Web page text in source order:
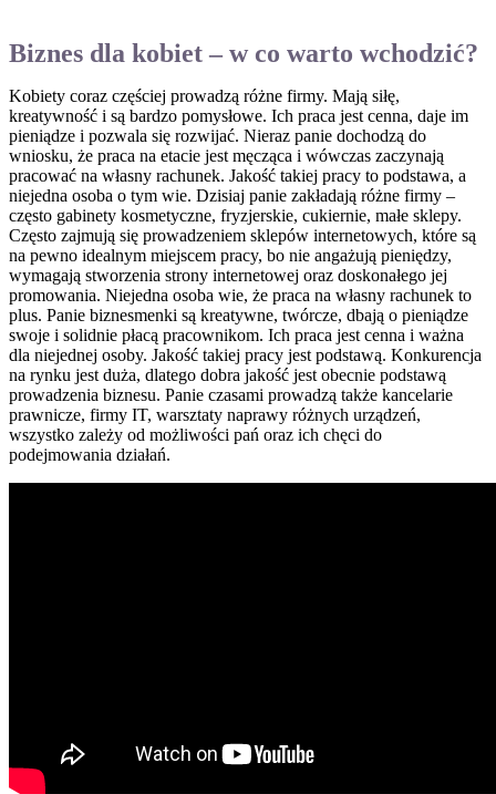
Biznes dla kobiet – w co warto wchodzić?
Kobiety coraz częściej prowadzą różne firmy. Mają siłę,
kreatywność i są bardzo pomysłowe. Ich praca jest cenna, daje im
pieniądze i pozwala się rozwijać. Nieraz panie dochodzą do
wniosku, że praca na etacie jest męcząca i wówczas zaczynają
pracować na własny rachunek. Jakość takiej pracy to podstawa, a
niejedna osoba o tym wie. Dzisiaj panie zakładają różne firmy –
często gabinety kosmetyczne, fryzjerskie, cukiernie, małe sklepy.
Często zajmują się prowadzeniem sklepów internetowych, które są
na pewno idealnym miejscem pracy, bo nie angażują pieniędzy,
wymagają stworzenia strony internetowej oraz doskonałego jej
promowania. Niejedna osoba wie, że praca na własny rachunek to
plus. Panie biznesmenki są kreatywne, twórcze, dbają o pieniądze
swoje i solidnie płacą pracownikom. Ich praca jest cenna i ważna
dla niejednej osoby. Jakość takiej pracy jest podstawą. Konkurencja
na rynku jest duża, dlatego dobra jakość jest obecnie podstawą
prowadzenia biznesu. Panie czasami prowadzą także kancelarie
prawnicze, firmy IT, warsztaty naprawy różnych urządzeń,
wszystko zależy od możliwości pań oraz ich chęci do
podejmowania działań.